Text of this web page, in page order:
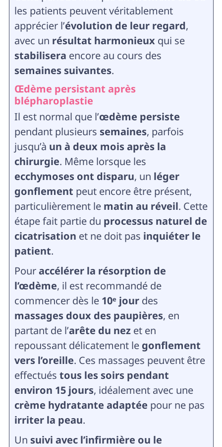
les patients peuvent véritablement
apprécier l’évolution de leur regard,
avec un résultat harmonieuxqui se
stabilisera encore au cours des
semaines suivantes.
Œdème persistant après
blépharoplastie
Il est normal que l’œdème persiste
pendant plusieurs semaines, parfois
jusqu’à un à deux mois après la
chirurgie. Même lorsque les
ecchymoses ont disparu, un léger
gonflement peut encore être présent,
particulièrement le matin au réveil. Cette
étape fait partie du processus naturel de
cicatrisation et ne doit pas inquiéter le
patient.
Pouraccélérer la résorption de
l’œdème, il est recommandé de
commencer dès le 10ᵉ jourdes
massages doux des paupières, en
partant de l’arête du nezet en
repoussant délicatement le gonflement
vers l’oreille. Ces massages peuvent être
effectués tous les soirs pendant
environ 15 jours, idéalement avec une
crème hydratante adaptée pour ne pas
irriter la peau.
Un suivi avec l’infirmière ou le